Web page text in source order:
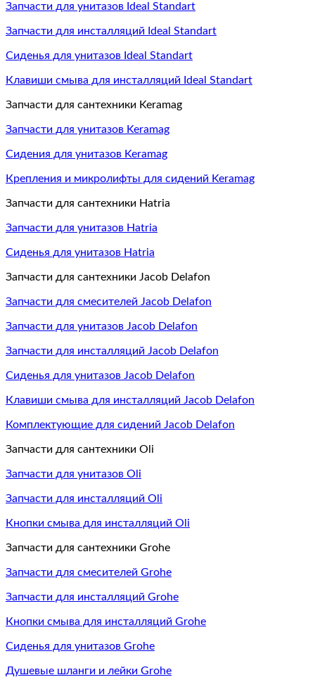
Запчасти для унитазов Ideal Standart
Запчасти для инсталляций Ideal Standart
Сиденья для унитазов Ideal Standart
Клавиши смыва для инсталляций Ideal Standart
Запчасти для сантехники Keramag
Запчасти для унитазов Keramag
Сидения для унитазов Keramag
Крепления и микролифты для сидений Keramag
Запчасти для сантехники Hatria
Запчасти для унитазов Hatria
Сиденья для унитазов Hatria
Запчасти для сантехники Jacob Delafon
Запчасти для смесителей Jacob Delafon
Запчасти для унитазов Jacob Delafon
Запчасти для инсталляций Jacob Delafon
Сиденья для унитазов Jacob Delafon
Клавиши смыва для инсталляций Jacob Delafon
Комплектующие для сидений Jacob Delafon
Запчасти для сантехники Oli
Запчасти для унитазов Oli
Запчасти для инсталляций Oli
Кнопки смыва для инсталляций Oli
Запчасти для сантехники Grohe
Запчасти для смесителей Grohe
Запчасти для инсталляций Grohe
Кнопки смыва для инсталляций Grohe
Сиденья для унитазов Grohe
Душевые шланги и лейки Grohe